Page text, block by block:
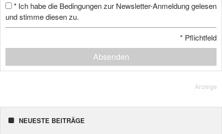
* Ich habe die Bedingungen zur Newsletter-Anmeldung gelesen
und stimme diesen zu.
* Pflichtfeld
Absenden
Anzeige
NEUESTE BEITRÄGE